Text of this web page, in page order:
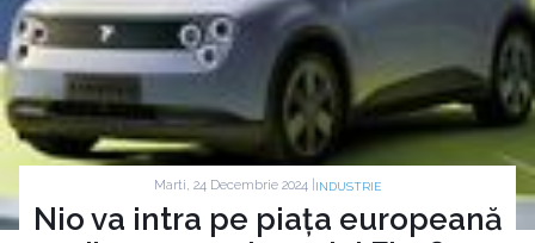
Marti, 24 Decembrie 2024 | INDUSTRIE
Nio va intra pe piața europeană